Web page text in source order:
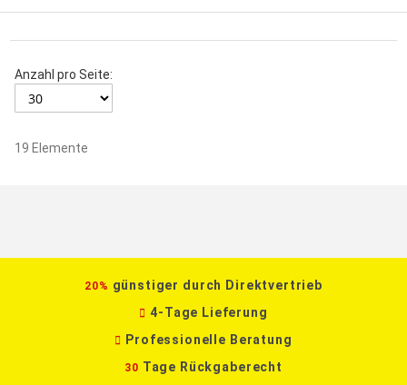
Anzahl pro Seite:
19 Elemente
20% günstiger durch Direktvertrieb
4-Tage Lieferung
Professionelle Beratung
30 Tage Rückgaberecht